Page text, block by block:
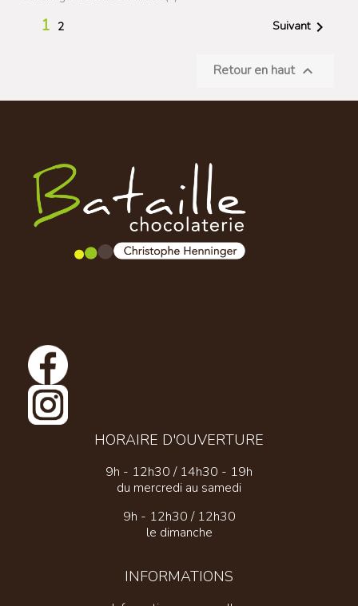
1 2 Suivant
Retour en haut 
HORAIRE D'OUVERTURE
9h - 12h30 / 14h30 - 19h
du mercredi au samedi
9h - 12h30 / 12h30
le dimanche
INFORMATIONS